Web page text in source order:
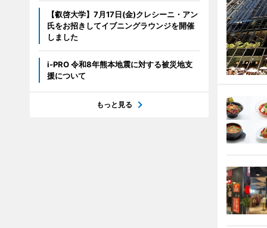
【叡啓大学】7月17日(金)クレシーニ・アン
氏をお招きしてイブニングラウンジを開催
しました
i-PRO 令和8年熊本地震に対する被災地支
援について
もっと見る